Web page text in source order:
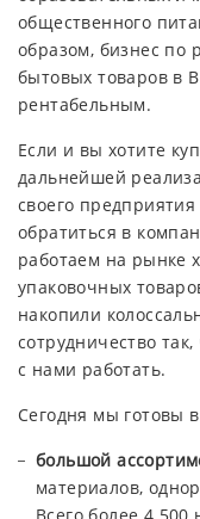
общественного
образом, бизнес по
бытовых товаров в
рентабельным.
Если и вы хотите
дальнейшей
своего
обратиться в
работаем на рынке
упаковочных
накопили
сотрудничество
с нами работать.
Сегодня мы готовы
большой
материалов,